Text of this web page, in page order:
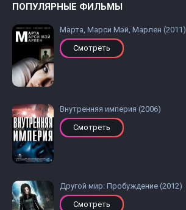
ПОПУЛЯРНЫЕ ФИЛЬМЫ
Марта, Марси Мэй, Марлен (2011)
Смотреть
Внутренняя империя (2006)
Смотреть
Другой мир: Пробуждение (2012)
Смотреть